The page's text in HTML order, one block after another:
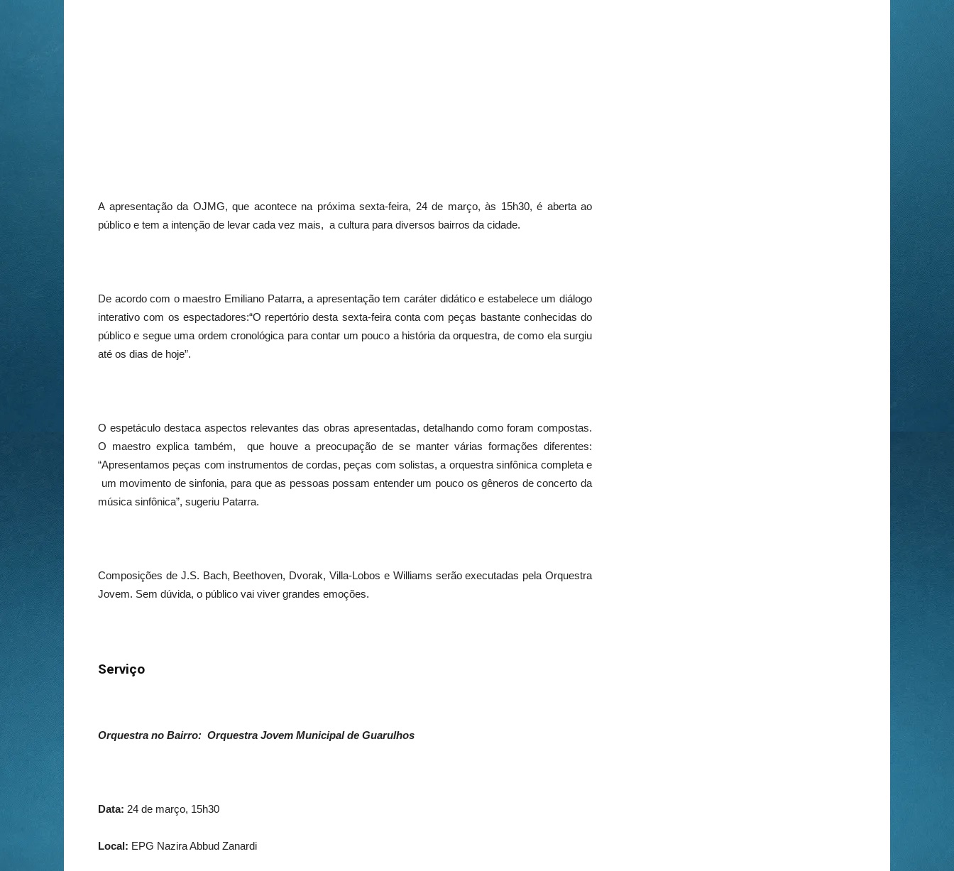
A apresentação da OJMG, que acontece na próxima sexta-feira, 24 de março, às 15h30, é aberta ao
público e tem a intenção de levar cada vez mais, a cultura para diversos bairros da cidade.
De acordo com o maestro Emiliano Patarra, a apresentação tem caráter didático e estabelece um diálogo
interativo com os espectadores:“O repertório desta sexta-feira conta com peças bastante conhecidas do
público e segue uma ordem cronológica para contar um pouco a história da orquestra, de como ela surgiu
até os dias de hoje”.
O espetáculo destaca aspectos relevantes das obras apresentadas, detalhando como foram compostas.
O maestro explica também, que houve a preocupação de se manter várias formações diferentes:
“Apresentamos peças com instrumentos de cordas, peças com solistas, a orquestra sinfônica completa e
um movimento de sinfonia, para que as pessoas possam entender um pouco os gêneros de concerto da
música sinfônica”, sugeriu Patarra.
Composições de J.S. Bach, Beethoven, Dvorak, Villa-Lobos e Williams serão executadas pela Orquestra
Jovem. Sem dúvida, o público vai viver grandes emoções.
Serviço
Orquestra no Bairro: Orquestra Jovem Municipal de Guarulhos
Data: 24 de março, 15h30
Local: EPG Nazira Abbud Zanardi